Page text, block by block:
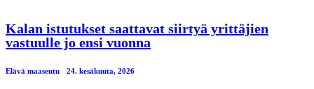
Kalan istutukset saattavat siirtyä yrittäjien
vastuulle jo ensi vuonna
Elävä maaseutu 24. kesäkuuta, 2026